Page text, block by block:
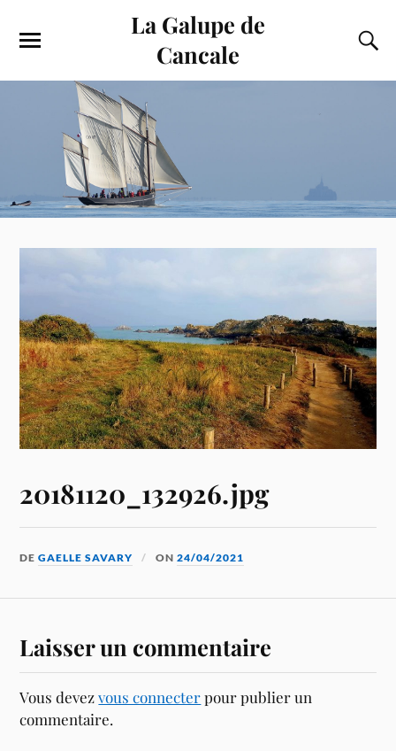
La Galupe de
Cancale
20181120_132926.jpg
DEGAELLE SAVARY ON24/04/2021
Laisser un commentaire
Vous devezvous connecterpour publier un
commentaire.